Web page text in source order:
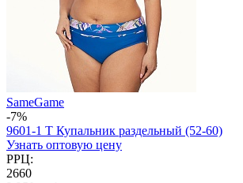
SameGame
-7%
9601-1 T Купальник раздельный (52-60)
Узнать оптовую цену
РРЦ:
2660